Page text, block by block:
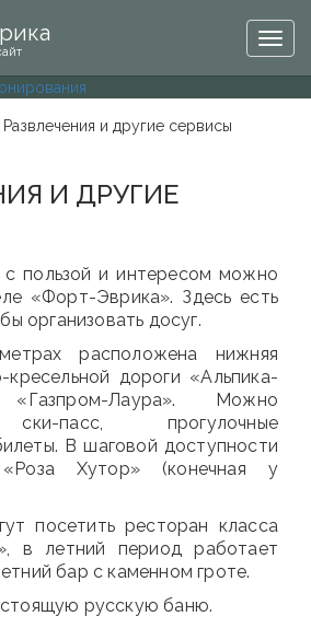
Развлечения и другие сервисы
И ДРУГИЕ
пользой и интересом можно
«Форт-Эврика». Здесь есть
организовать досуг.
расположена нижняя
кресельной дороги «Альпика-
Лаура». Можно
пасс, прогулочные
В шаговой доступности
Хутор» (конечная у
посетить ресторан класса
в летний период работает
бар с каменном гроте.
русскую баню.